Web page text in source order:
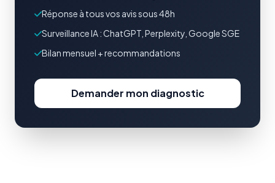
Réponse à tous vos avis sous 48h
Surveillance IA : ChatGPT, Perplexity, Google SGE
Bilan mensuel + recommandations
Demander mon diagnostic